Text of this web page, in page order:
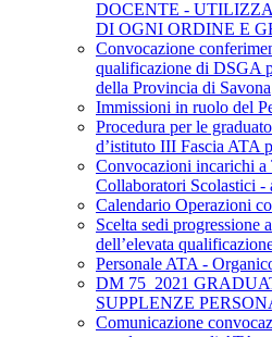
DOCENTE -
DI OGNI ORDINE E
Convocazione
qualificazione di DSGA
della Provincia di Savona
Immissioni in ruolo del
Procedura per le
d’istituto III Fascia ATA
Convocazioni incarichi
Collaboratori Scolastici -
Calendario Operazioni
Scelta sedi progressione
dell’elevata
Personale ATA -
DM 75_2021
SUPPLENZE
Comunicazione